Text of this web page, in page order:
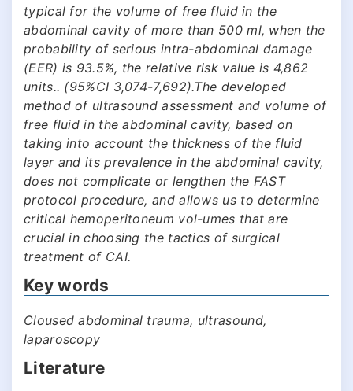
typical for the volume of free fluid in the
abdominal cavity of more than 500 ml, when the
probability of serious intra-abdominal damage
(EER) is 93.5%, the relative risk value is 4,862
units.. (95%CI 3,074-7,692).The developed
method of ultrasound assessment and volume of
free fluid in the abdominal cavity, based on
taking into account the thickness of the fluid
layer and its prevalence in the abdominal cavity,
does not complicate or lengthen the FAST
protocol procedure, and allows us to determine
critical hemoperitoneum vol-umes that are
crucial in choosing the tactics of surgical
treatment of CAI.
Key words
Cloused abdominal trauma, ultrasound,
laparoscopy
Literature